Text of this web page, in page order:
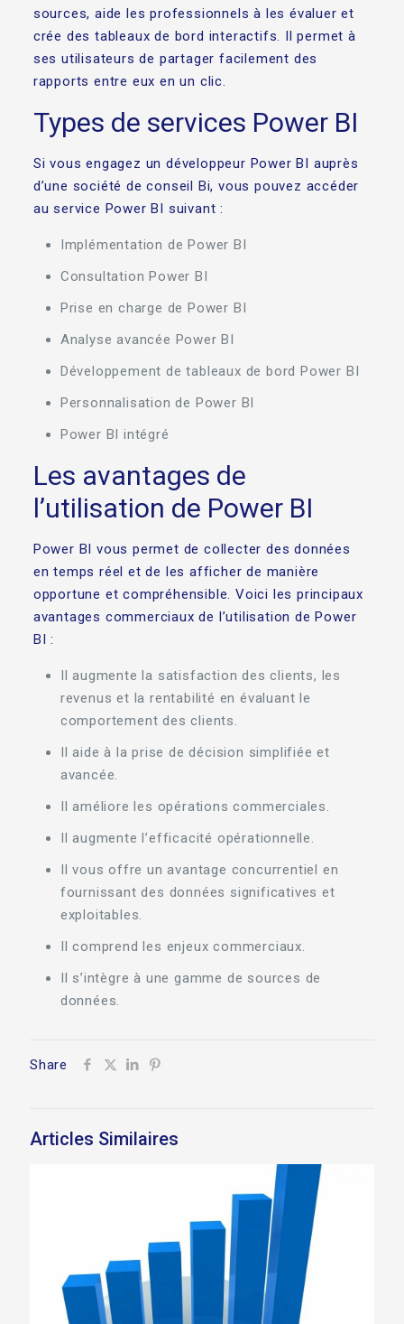
sources, aide les professionnels à les évaluer et
crée des tableaux de bord interactifs. Il permet à
ses utilisateurs de partager facilement des
rapports entre eux en un clic.
Types de services Power BI
Si vous engagez un développeur Power BI auprès
d’une société de conseil Bi, vous pouvez accéder
au service Power BI suivant :
Implémentation de Power BI
Consultation Power BI
Prise en charge de Power BI
Analyse avancée Power BI
Développement de tableaux de bord Power BI
Personnalisation de Power BI
Power BI intégré
Les avantages de
l’utilisation de Power BI
Power BI vous permet de collecter des données
en temps réel et de les afficher de manière
opportune et compréhensible. Voici les principaux
avantages commerciaux de l’utilisation de Power
BI :
Il augmente la satisfaction des clients, les
revenus et la rentabilité en évaluant le
comportement des clients.
Il aide à la prise de décision simplifiée et
avancée.
Il améliore les opérations commerciales.
Il augmente l’efficacité opérationnelle.
Il vous offre un avantage concurrentiel en
fournissant des données significatives et
exploitables.
Il comprend les enjeux commerciaux.
Il s’intègre à une gamme de sources de
données.
Share
Articles Similaires